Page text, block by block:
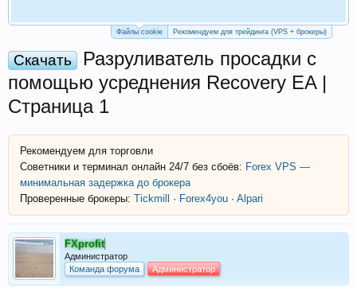
Файлы cookie Рекомендуем для трейдинга (VPS + брокеры)
Скачать
Разруливатель просадки с
помощью усреднения Recovery EA |
Страница 1
Рекомендуем для торговли
Советники и терминал онлайн 24/7 без сбоёв: Forex VPS —
минимальная задержка до брокера
Проверенные брокеры: Tickmill · Forex4you · Alpari
FXprofit
Администратор
Команда форума
Администратор